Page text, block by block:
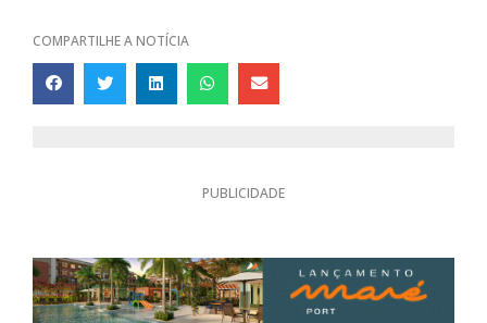
COMPARTILHE A NOTÍCIA
PUBLICIDADE